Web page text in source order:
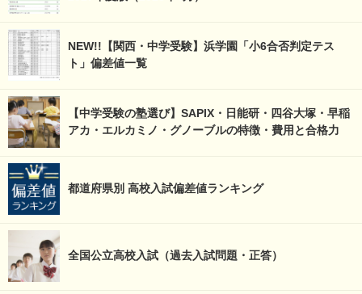
NEW!!【関西・中学受験】浜学園「小6合否判定テス
ト」偏差値一覧
【中学受験の塾選び】SAPIX・日能研・四谷大塚・早稲
アカ・エルカミノ・グノーブルの特徴・費用と合格力
都道府県別 高校入試偏差値ランキング
全国公立高校入試（過去入試問題・正答）